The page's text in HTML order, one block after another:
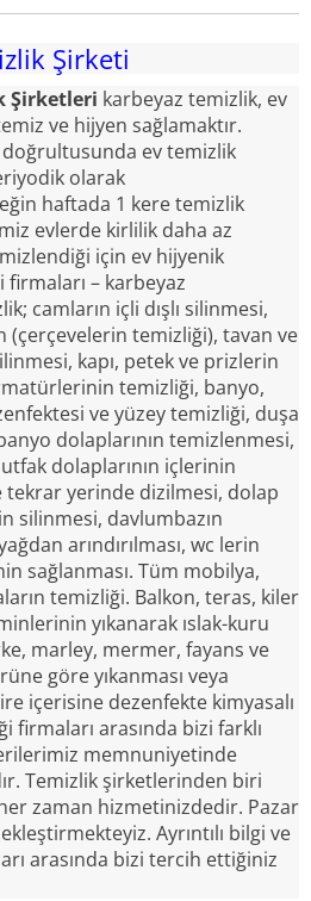
Şirketi
Şirketleri karbeyaz temizlik, ev
ve hijyen sağlamaktır.
ev temizlik
olarak
haftada 1 kere temizlik
evlerde kirlilik daha az
için ev hijyenik
firmaları – karbeyaz
camların içli dışlı silinmesi,
(çerçevelerin temizliği), tavan ve
kapı, petek ve prizlerin
temizliği, banyo,
ve yüzey temizliği, duşa
dolaplarının temizlenmesi,
dolaplarının içlerinin
tekrar yerinde dizilmesi, dolap
silinmesi, davlumbazın
arındırılması, wc lerin
sağlanması. Tüm mobilya,
temizliği. Balkon, teras, kiler
yıkanarak ıslak-kuru
marley, mermer, fayans ve
göre yıkanması veya
içerisine dezenfekte kimyasalı
firmaları arasında bizi farklı
memnuniyetinde
Temizlik şirketlerinden biri
zaman hizmetinizdedir. Pazar
Ayrıntılı bilgi ve
arasında bizi tercih ettiğiniz